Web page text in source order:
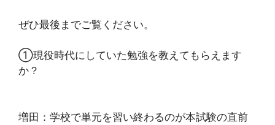
ぜひ最後までご覧ください。
①現役時代にしていた勉強を教えてもらえます
か？
増田：学校で単元を習い終わるのが本試験の直前